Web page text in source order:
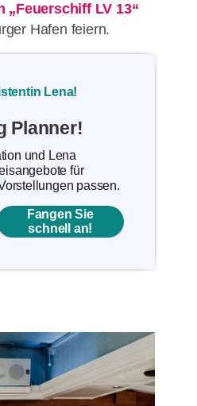
„Feuerschiff LV 13“
Hafen feiern.
Lena!
Planner!
und Lena
für
passen.
Fangen Sie
schnell an!